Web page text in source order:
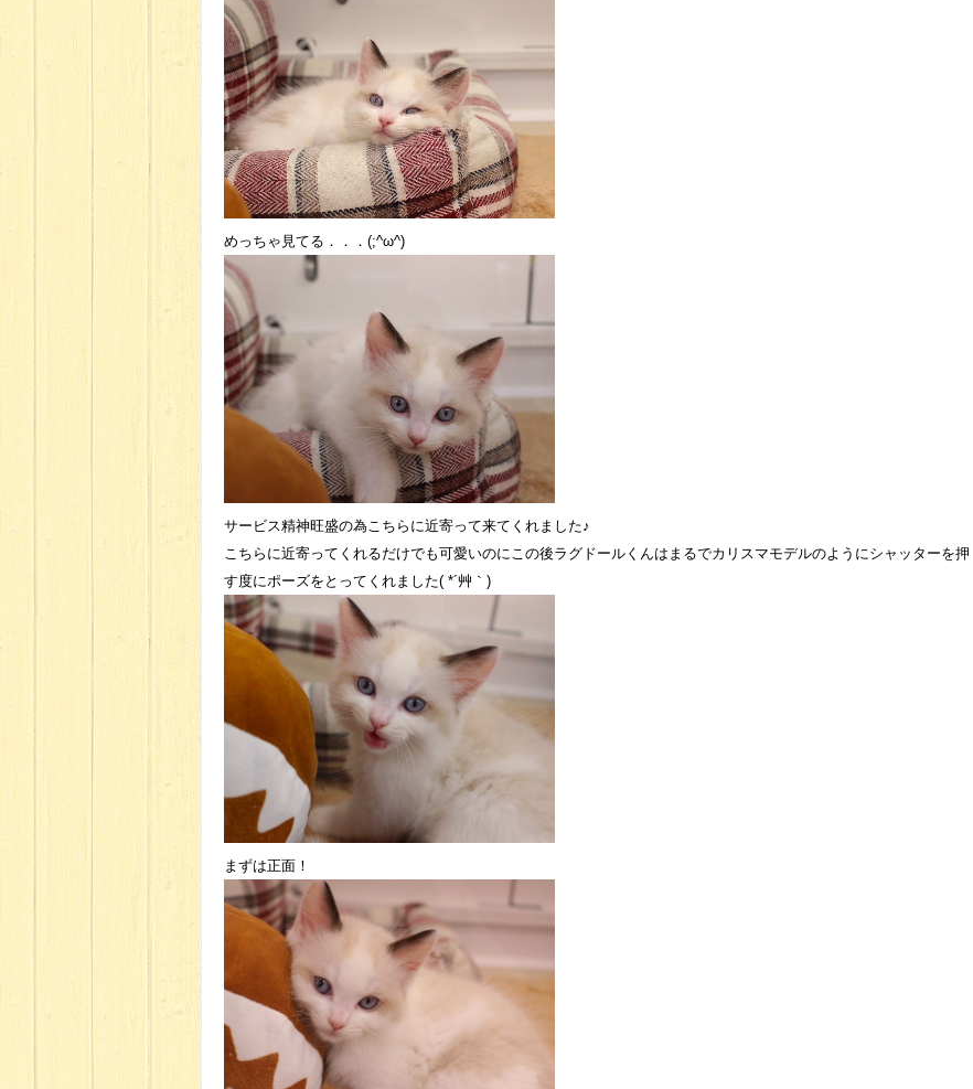
めっちゃ見てる．．．(;^ω^)
サービス精神旺盛の為こちらに近寄って来てくれました♪
こちらに近寄ってくれるだけでも可愛いのにこの後ラグドールくんはまるでカリスマモデルのようにシャッターを押
す度にポーズをとってくれました( *´艸｀)
まずは正面！